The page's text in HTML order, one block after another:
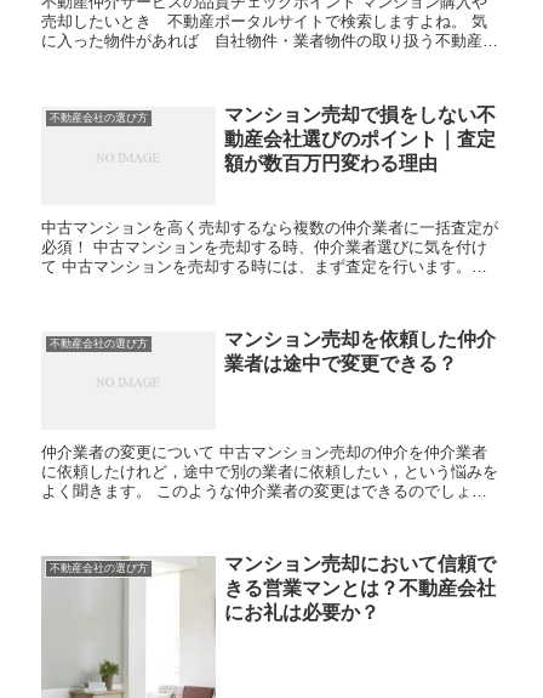
売却したいとき 不動産ポータルサイトで検索しますよね。 気
に入った物件があれば 自社物件・業者物件の取り扱う不動産業
不動産会社の選び方
マンション売却で損をしない不
動産会社選びのポイント｜査定
額が数百万円変わる理由
中古マンションを高く売却するなら複数の仲介業者に一括査定が
必須！ 中古マンションを売却する時、仲介業者選びに気を付け
て 中古マンションを売却する時には、まず査定を行います。そ
不動産会社の選び方
マンション売却を依頼した仲介
業者は途中で変更できる？
仲介業者の変更について 中古マンション売却の仲介を仲介業者
に依頼したけれど，途中で別の業者に依頼したい，という悩みを
よく聞きます。 このような仲介業者の変更はできるのでしょう
不動産会社の選び方
マンション売却において信頼で
きる営業マンとは？不動産会社
にお礼は必要か？